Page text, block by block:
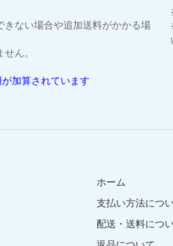
ない場合や追加送料がかかる場
ん。
加算されています
ホーム
支払い方法につ
配送・送料につ